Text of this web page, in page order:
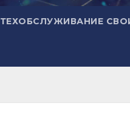
ТЕХОБСЛУЖИВАНИЕ